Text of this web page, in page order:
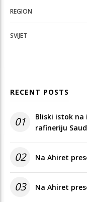
REGION
SVIJET
RECENT POSTS
01
Bliski istok na
rafineriju
02 Na Ahiret
03 Na Ahiret